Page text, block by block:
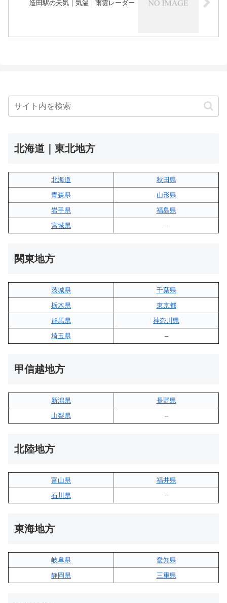
造田駅の天気｜気温｜雨雲レーダー
北海道｜東北地方
北海道
秋田県
青森県
山形県
岩手県
福島県
宮城県
–
関東地方
茨城県
千葉県
栃木県
東京都
群馬県
神奈川県
埼玉県
–
甲信越地方
新潟県
長野県
山梨県
–
北陸地方
富山県
福井県
石川県
–
東海地方
岐阜県
愛知県
静岡県
三重県